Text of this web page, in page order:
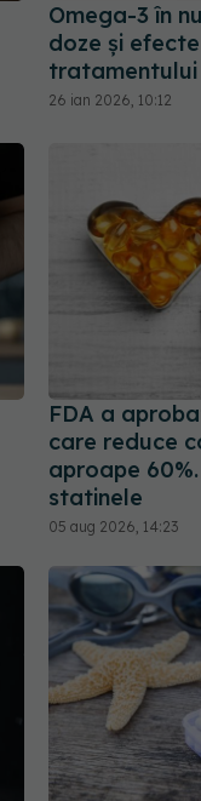
Omega-3 în
doze și
tratamentului
26 ian 2026, 10:12
FDA a
care reduce
aproape
statinele
05 aug 2026, 14:23